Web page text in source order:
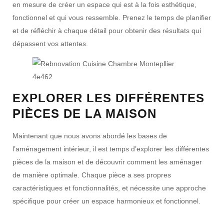
en mesure de créer un espace qui est à la fois esthétique,
fonctionnel et qui vous ressemble. Prenez le temps de planifier
et de réfléchir à chaque détail pour obtenir des résultats qui
dépassent vos attentes.
EXPLORER LES DIFFÉRENTES
PIÈCES DE LA MAISON
Maintenant que nous avons abordé les bases de
l’aménagement intérieur, il est temps d’explorer les différentes
pièces de la maison et de découvrir comment les aménager
de manière optimale. Chaque pièce a ses propres
caractéristiques et fonctionnalités, et nécessite une approche
spécifique pour créer un espace harmonieux et fonctionnel.